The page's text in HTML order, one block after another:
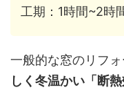
工期：1時間~2時
一般的な窓のリフ
しく冬温かい「断